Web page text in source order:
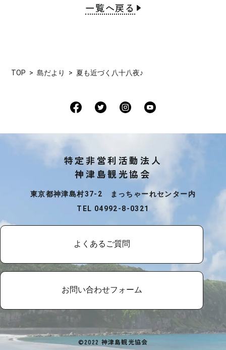
一覧へ戻る
TOP 島だより 夏も近づく八十八夜♪
特定非営利活動法人
神津島観光協会
東京都神津島村37-2 まっちゃーれセンター内
TEL 04992-8-0321
よくあるご質問
お問い合わせフォーム
©2022 神津島観光協会